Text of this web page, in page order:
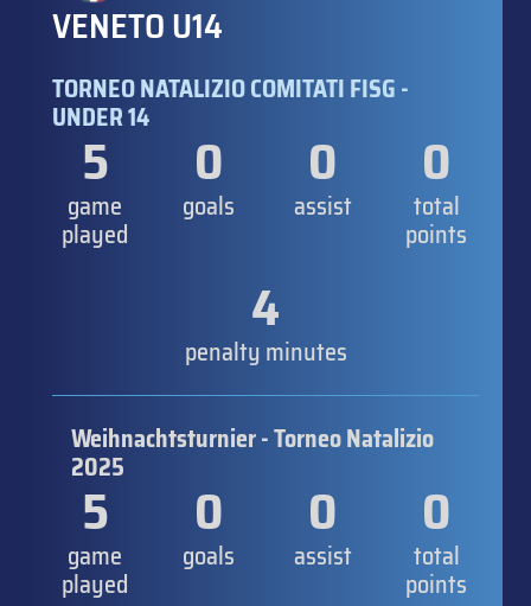
VENETO U14
TORNEO NATALIZIO COMITATI FISG -
UNDER 14
5
game
played
0
goals
0
assist
0
total
points
4
penalty minutes
Weihnachtsturnier - Torneo Natalizio
2025
5
game
played
0
goals
0
assist
0
total
points